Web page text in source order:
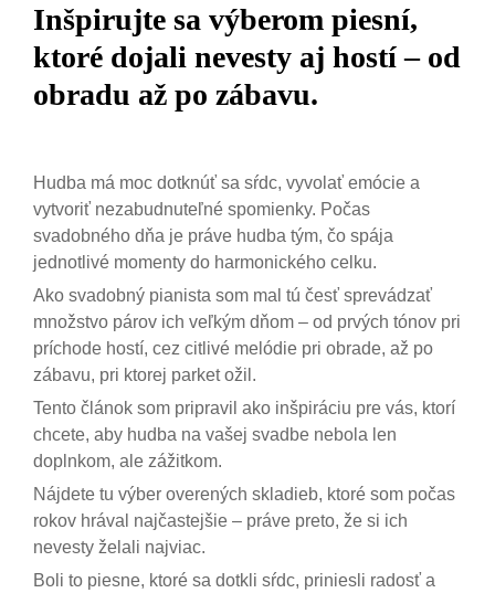
Inšpirujte sa výberom piesní,
ktoré dojali nevesty aj hostí – od
obradu až po zábavu.
Hudba má moc dotknúť sa sŕdc, vyvolať emócie a
vytvoriť nezabudnuteľné spomienky. Počas
svadobného dňa je práve hudba tým, čo spája
jednotlivé momenty do harmonického celku.
Ako svadobný pianista som mal tú česť sprevádzať
množstvo párov ich veľkým dňom – od prvých tónov pri
príchode hostí, cez citlivé melódie pri obrade, až po
zábavu, pri ktorej parket ožil.
Tento článok som pripravil ako inšpiráciu pre vás, ktorí
chcete, aby hudba na vašej svadbe nebola len
doplnkom, ale zážitkom.
Nájdete tu výber overených skladieb, ktoré som počas
rokov hrával najčastejšie – práve preto, že si ich
nevesty želali najviac.
Boli to piesne, ktoré sa dotkli sŕdc, priniesli radosť a